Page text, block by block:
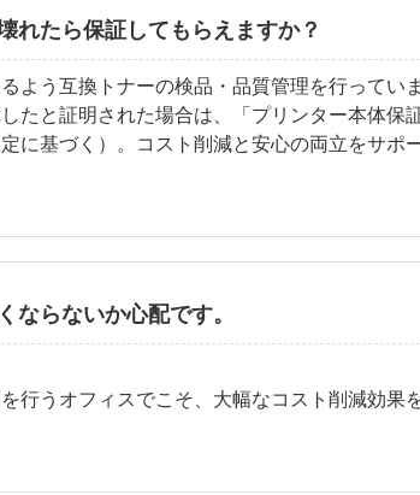
れたら保証してもらえますか？
よう互換トナーの検品・品質管理を行っていま
たと証明された場合は、「プリンター本体保
に基づく）。コスト削減と安心の両立をサポ
ならないか心配です。
行うオフィスでこそ、大幅なコスト削減効果